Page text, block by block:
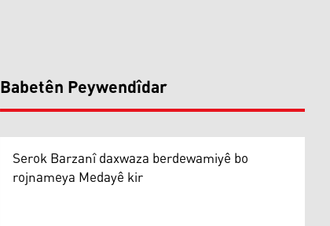
Babetên Peywendîdar
Serok Barzanî daxwaza berdewamiyê bo
rojnameya Medayê kir